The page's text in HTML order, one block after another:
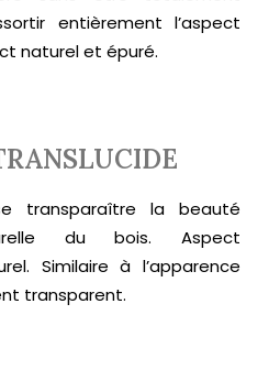
entièrement l’aspect
naturel et épuré.
transparaître la beauté
du bois. Aspect
Similaire à l’apparence
transparent.